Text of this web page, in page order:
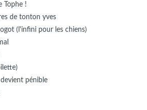
Tophe !
de tonton yves
(l'infini pour les chiens)
pénible